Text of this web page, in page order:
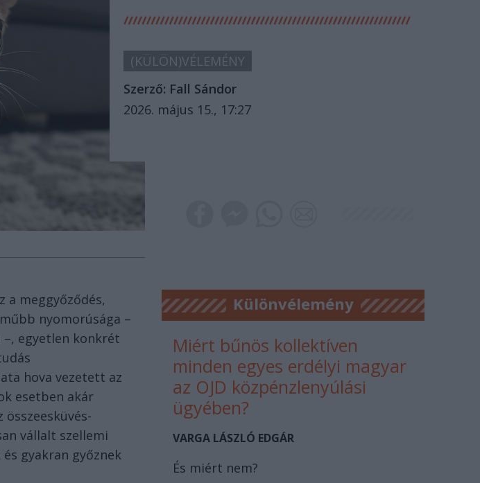
(KÜLÖN)VÉLEMÉNY
Szerző: Fall Sándor
2026. május 15., 17:27
a meggyőződés,
nyomorúsága –
egyetlen konkrét
hova vezetett az
esetben akár
vállalt szellemi
gyakran győznek
Különvélemény
Miért bűnös kollektíven
minden egyes erdélyi magyar
az OJD közpénzlenyúlási
ügyében?
VARGA LÁSZLÓ EDGÁR
És miért nem?